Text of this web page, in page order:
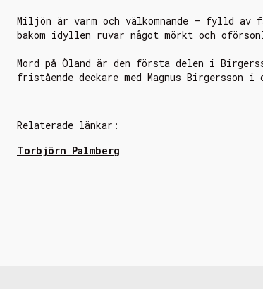
Miljön är varm och välkomnande – fylld av
bakom idyllen ruvar något mörkt och
Mord på Öland är den första delen i
fristående deckare med Magnus Birgersson i
Relaterade länkar:
Torbjörn Palmberg